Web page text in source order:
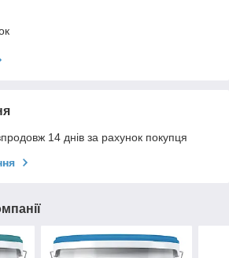
14 днів за рахунок покупця